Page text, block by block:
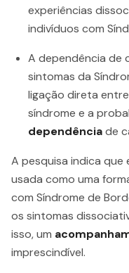
experiências
indivíduos com
A dependência de
sintomas da
ligação direta
síndrome e a
dependênciade
A pesquisa indica que
usada como uma
com Síndrome de
os sintomas
isso, um
imprescindível.